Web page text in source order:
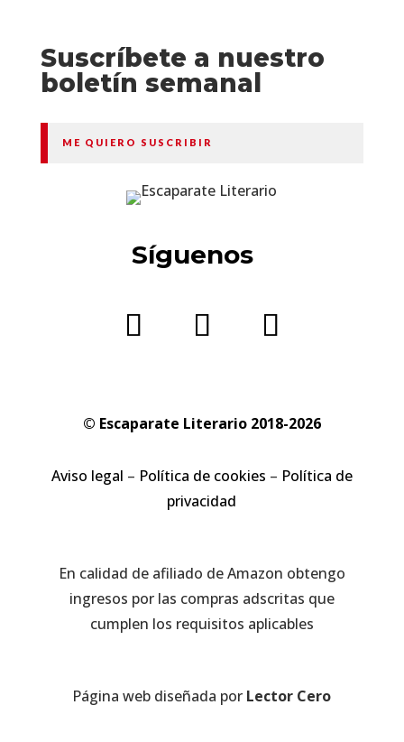
Suscríbete a nuestro
boletín semanal
ME QUIERO SUSCRIBIR
Síguenos
© Escaparate Literario 2018-2026
Aviso legal – Política de cookies – Política de
privacidad
En calidad de afiliado de Amazon obtengo
ingresos por las compras adscritas que
cumplen los requisitos aplicables
Página web diseñada por Lector Cero